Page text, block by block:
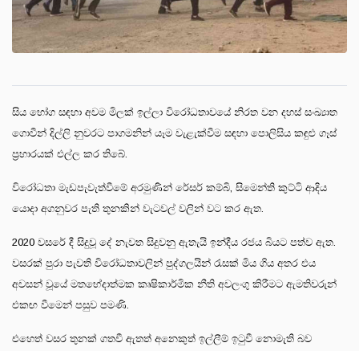
සිය භෝග සඳහා අවම මිලක් ඉල්ලා විරෝධතාවයේ නිරත වන දහස් සංඛ්‍යාත
ගොවීන් දිල්ලි නුවරට පාගමනින් යෑම වැළැක්වීම සඳහා පොලිසිය කඳුළු ගෑස්
ප්‍රහාරයක් එල්ල කර තිබේ.
විරෝධතා මැඩපැවැත්වීමේ අරමුණින් රේසර් කම්බි, සිමෙන්ති කුට්ටි ආදිය
යොදා අගනුවර පැති තුනකින් වැටවල් වලින් වට කර ඇත.
2020 වසරේ දී සිදුවූ දේ නැවත සිදුවනු ඇතැයි ඉන්දීය රජය බියට පත්ව ඇත.
වසරක් පුරා පැවති විරෝධතාවලින් පුද්ගලයින් රැසක් මිය ගිය අතර එය
අවසන් වූයේ මතභේදාත්මක කෘෂිකාර්මික නීති අවලංගු කිරීමට ඇමතිවරුන්
එකඟ වීමෙන් පසුව පමණි.
එහෙත් වසර තුනක් ගතවී ඇතත් අනෙකුත් ඉල්ලීම් ඉටුවී නොමැති බව